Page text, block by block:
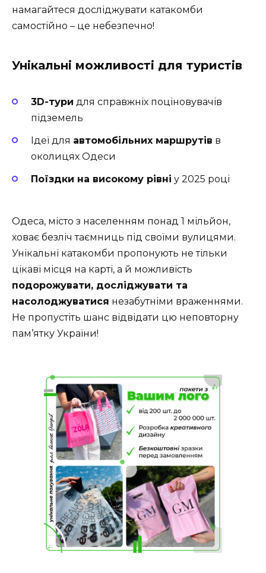
намагайтеся досліджувати катакомби
самостійно – це небезпечно!
Унікальні можливості для туристів
3D-тури для справжніх поціновувачів
підземель
Ідеї для автомобільних маршрутів в
околицях Одеси
Поїздки на високому рівні у 2025 році
Одеса, місто з населенням понад 1 мільйон,
ховає безліч таємниць під своїми вулицями.
Унікальні катакомби пропонують не тільки
цікаві місця на карті, а й можливість
подорожувати, досліджувати та
насолоджуватися незабутніми враженнями.
Не пропустіть шанс відвідати цю неповторну
пам’ятку України!